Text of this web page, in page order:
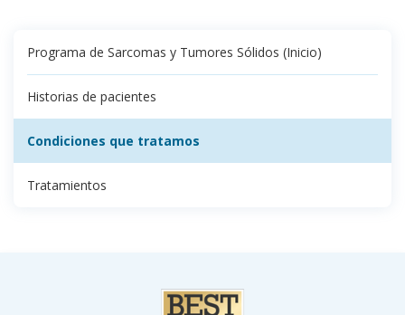
Programa de Sarcomas y Tumores Sólidos (Inicio)
Historias de pacientes
Condiciones que tratamos
Tratamientos